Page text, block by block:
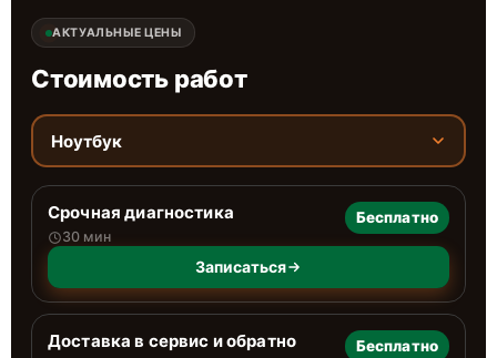
АКТУАЛЬНЫЕ ЦЕНЫ
Стоимость работ
Ноутбук
Срочная диагностика
30 мин
Бесплатно
Записаться
Доставка в сервис и обратно Бесплатно